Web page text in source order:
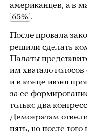
американцев, а в
65% .
После провала
решили сделать
Палаты
им хватало
и в конце июня
за ее
только два
Демократам
пять, но после того